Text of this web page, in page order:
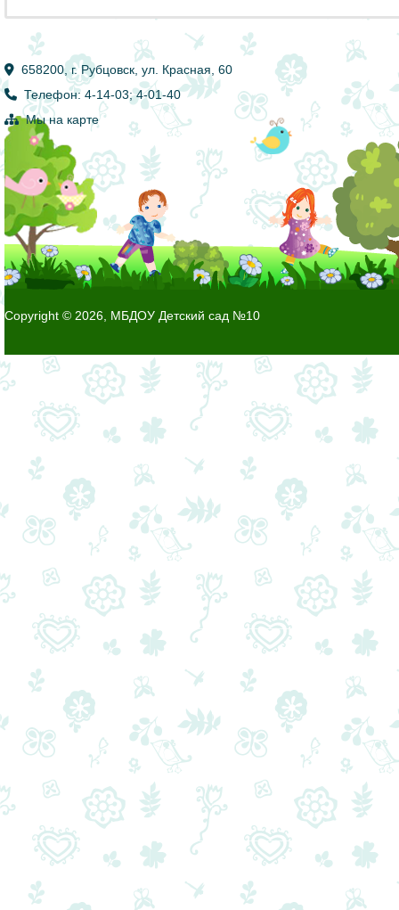
658200, г. Рубцовск, ул. Красная, 60
Телефон: 4-14-03; 4-01-40
Мы на карте
Copyright © 2026, МБДОУ Детский сад №10